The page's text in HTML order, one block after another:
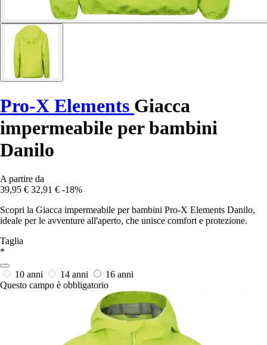
Pro-X Elements Giacca
impermeabile per bambini
Danilo
A partire da
39,95 € 32,91 € -18%
Scopri la Giacca impermeabile per bambini Pro-X Elements Danilo,
ideale per le avventure all'aperto, che unisce comfort e protezione.
Taglia
*
10 anni 14 anni
16 anni
Questo campo è obbligatorio